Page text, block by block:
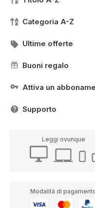
Categoria A-Z
Ultime offerte
Buoni regalo
Attiva un
Supporto
Leggi ovunque
Modalità di